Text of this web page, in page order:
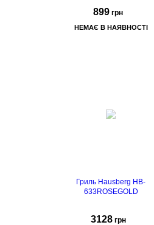
899 грн
НЕМАЄ В НАЯВНОСТІ
Гриль Hausberg HB-
633ROSEGOLD
3128 грн